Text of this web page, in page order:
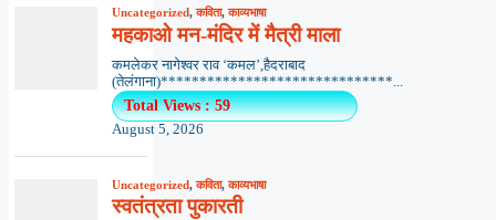
Uncategorized,कविता,काव्यभाषा
महकाओ मन-मंदिर में मैत्री माला
कमलेकर नागेश्वर राव ‘कमल’,हैदराबाद
(तेलंगाना)******************************...
Total Views : 59
August 5, 2026
Uncategorized,कविता,काव्यभाषा
स्वतंत्रता पुकारती